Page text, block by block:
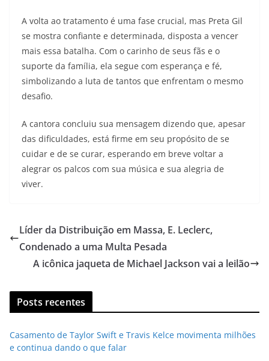
A volta ao tratamento é uma fase crucial, mas Preta Gil
se mostra confiante e determinada, disposta a vencer
mais essa batalha. Com o carinho de seus fãs e o
suporte da família, ela segue com esperança e fé,
simbolizando a luta de tantos que enfrentam o mesmo
desafio.
A cantora concluiu sua mensagem dizendo que, apesar
das dificuldades, está firme em seu propósito de se
cuidar e de se curar, esperando em breve voltar a
alegrar os palcos com sua música e sua alegria de
viver.
Líder da Distribuição em Massa, E. Leclerc,
Condenado a uma Multa Pesada
A icônica jaqueta de Michael Jackson vai a leilão
Posts recentes
Casamento de Taylor Swift e Travis Kelce movimenta milhões
e continua dando o que falar